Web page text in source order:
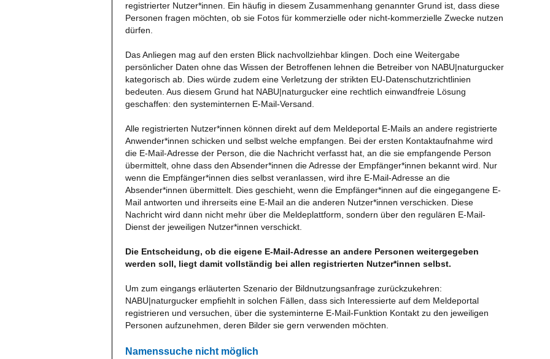
registrierter Nutzer*innen. Ein häufig in diesem Zusammenhang genannter Grund ist, dass diese
Personen fragen möchten, ob sie Fotos für kommerzielle oder nicht-kommerzielle Zwecke nutzen
dürfen.
Das Anliegen mag auf den ersten Blick nachvollziehbar klingen. Doch eine Weitergabe
persönlicher Daten ohne das Wissen der Betroffenen lehnen die Betreiber von NABU|naturgucker
kategorisch ab. Dies würde zudem eine Verletzung der strikten EU-Datenschutzrichtlinien
bedeuten. Aus diesem Grund hat NABU|naturgucker eine rechtlich einwandfreie Lösung
geschaffen: den systeminternen E-Mail-Versand.
Alle registrierten Nutzer*innen können direkt auf dem Meldeportal E-Mails an andere registrierte
Anwender*innen schicken und selbst welche empfangen. Bei der ersten Kontaktaufnahme wird
die E-Mail-Adresse der Person, die die Nachricht verfasst hat, an die sie empfangende Person
übermittelt, ohne dass den Absender*innen die Adresse der Empfänger*innen bekannt wird. Nur
wenn die Empfänger*innen dies selbst veranlassen, wird ihre E-Mail-Adresse an die
Absender*innen übermittelt. Dies geschieht, wenn die Empfänger*innen auf die eingegangene E-
Mail antworten und ihrerseits eine E-Mail an die anderen Nutzer*innen verschicken. Diese
Nachricht wird dann nicht mehr über die Meldeplattform, sondern über den regulären E-Mail-
Dienst der jeweiligen Nutzer*innen verschickt.
Die Entscheidung, ob die eigene E-Mail-Adresse an andere Personen weitergegeben
werden soll, liegt damit vollständig bei allen registrierten Nutzer*innen selbst.
Um zum eingangs erläuterten Szenario der Bildnutzungsanfrage zurückzukehren:
NABU|naturgucker empfiehlt in solchen Fällen, dass sich Interessierte auf dem Meldeportal
registrieren und versuchen, über die systeminterne E-Mail-Funktion Kontakt zu den jeweiligen
Personen aufzunehmen, deren Bilder sie gern verwenden möchten.
Namenssuche nicht möglich